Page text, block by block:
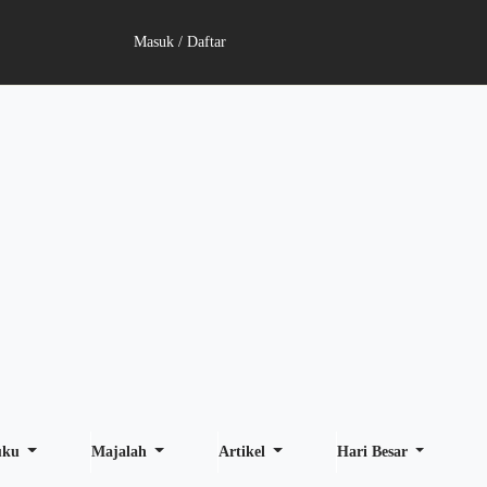
Masuk / Daftar
Majalah Artikel Hari Besar